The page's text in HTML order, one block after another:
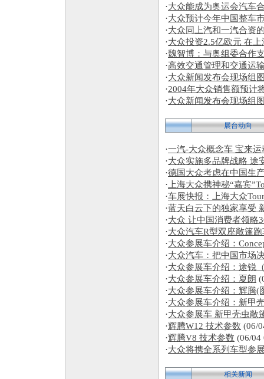
·大众能成为奥运会汽车
·大众预计今年中国整车
·大众同上汽和一汽合资
·大众投资2.5亿欧元 在
·魏智博：与奥组委合作
·高效交通管理和交通运
·大众新闻发布会现场组
·2004年大众销售额预计
·大众新闻发布会现场组
展台动向
·一汽-大众概念车 宝来
·大众实施多品牌战略 途
·德国大众考虑在中国生
· 上海大众携神秘“嘉宾
·车展快报：上海大众
·蓝天白云下的独家享受
·大众 让中国消费者领略
·大众汽车R型双座敞篷
·大众参展车介绍：
·大众汽车：把中国市场
·大众参展车介绍：途锐
·大众参展车介绍：夏朗
·大众参展车介绍：辉腾(
·大众参展车介绍：新甲
·大众参展车 新甲壳虫敞
·辉腾W12 技术参数 (06/
·辉腾V8 技术参数 (06/04
·大众将携全系列车型参
相关新闻